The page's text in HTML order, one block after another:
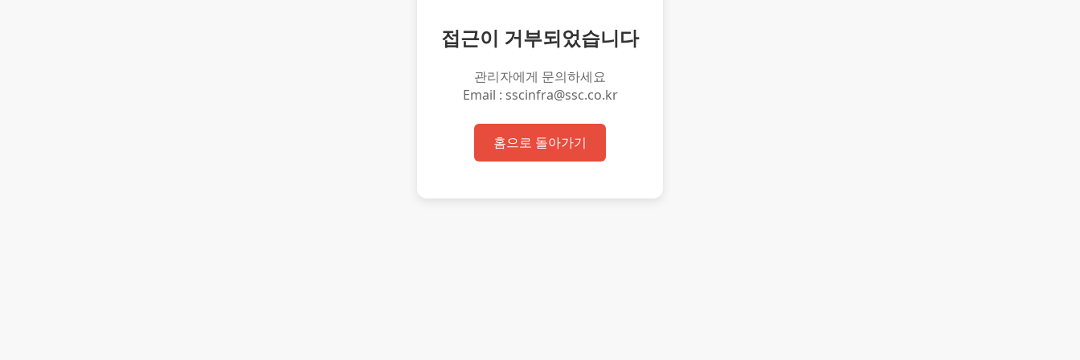
접근이 거부되었습니다
관리자에게 문의하세요
Email : sscinfra@ssc.co.kr
홈으로 돌아가기